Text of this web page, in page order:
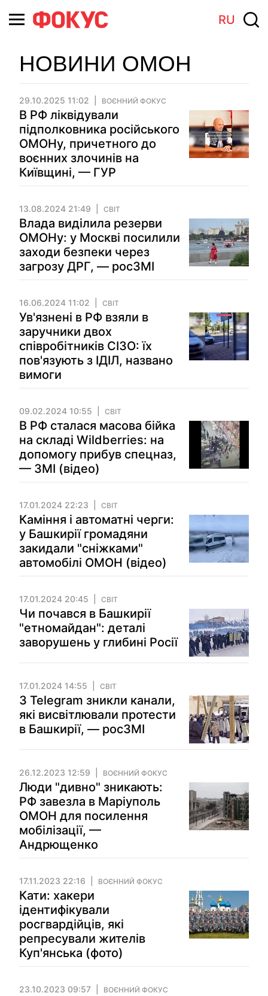
RU
НОВИНИ ОМОН
29.10.2025 11:02 ВОЄННИЙ ФОКУС
В РФ ліквідували
підполковника російського
ОМОНу, причетного до
воєнних злочинів на
Київщині, — ГУР
13.08.2024 21:49 СВІТ
Влада виділила резерви
ОМОНу: у Москві посилили
заходи безпеки через
загрозу ДРГ, — росЗМІ
16.06.2024 11:02 СВІТ
Ув'язнені в РФ взяли в
заручники двох
співробітників СІЗО: їх
пов'язують з ІДІЛ, названо
вимоги
09.02.2024 10:55 СВІТ
В РФ сталася масова бійка
на складі Wildberries: на
допомогу прибув спецназ,
— ЗМІ (відео)
17.01.2024 22:23 СВІТ
Каміння і автоматні черги:
у Башкирії громадяни
закидали "сніжками"
автомобілі ОМОН (відео)
17.01.2024 20:45 СВІТ
Чи почався в Башкирії
"етномайдан": деталі
заворушень у глибині Росії
17.01.2024 14:55 СВІТ
З Telegram зникли канали,
які висвітлювали протести
в Башкирії, — росЗМІ
26.12.2023 12:59 ВОЄННИЙ ФОКУС
Люди "дивно" зникають:
РФ завезла в Маріуполь
ОМОН для посилення
мобілізації, —
Андрющенко
17.11.2023 22:16 ВОЄННИЙ ФОКУС
Кати: хакери
ідентифікували
росгвардійців, які
репресували жителів
Куп'янська (фото)
23.10.2023 09:57 ВОЄННИЙ ФОКУС